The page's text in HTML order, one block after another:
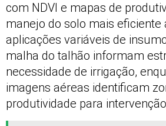
com NDVI e mapas de
manejo do solo mais eficiente
aplicações variáveis de
malha do talhão informam
necessidade de irrigação,
imagens aéreas identificam
produtividade para